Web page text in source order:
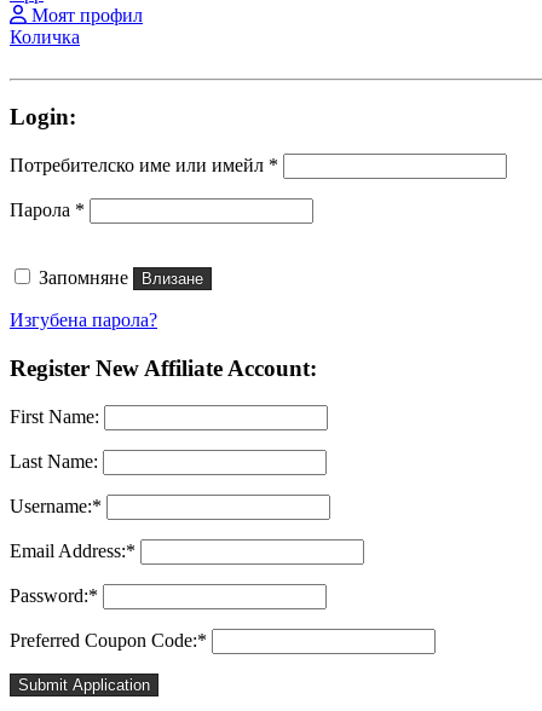
Моят профил
Количка
Login:
Потребителско име или имейл *
Парола *
Запомняне Влизане
Изгубена парола?
Register New Affiliate Account:
First Name:
Last Name:
Username:*
Email Address:*
Password:*
Preferred Coupon Code:*